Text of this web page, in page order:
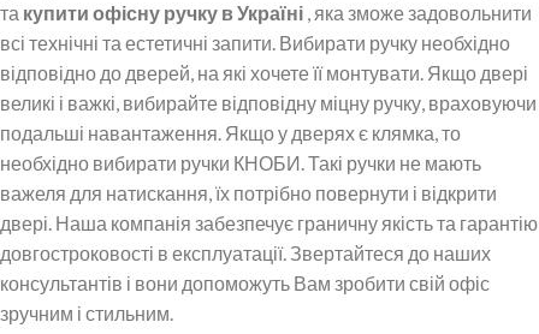
та купити офісну ручку в Україні , яка зможе задовольнити
всі технічні та естетичні запити. Вибирати ручку необхідно
відповідно до дверей, на які хочете її монтувати. Якщо двері
великі і важкі, вибирайте відповідну міцну ручку, враховуючи
подальші навантаження. Якщо у дверях є клямка, то
необхідно вибирати ручки КНОБИ. Такі ручки не мають
важеля для натискання, їх потрібно повернути і відкрити
двері. Наша компанія забезпечує граничну якість та гарантію
довгостроковості в експлуатації. Звертайтеся до наших
консультантів і вони допоможуть Вам зробити свій офіс
зручним і стильним.